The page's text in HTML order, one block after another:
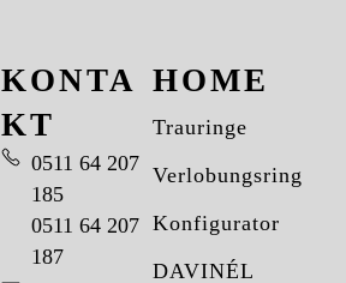
HOME
Trauringe
Verlobungsringe
Konfigurator
DAVINÉL
KONTA
KT
0511 64 207
185
0511 64 207
187